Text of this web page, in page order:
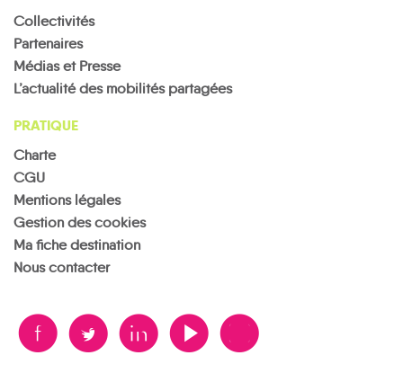
Collectivités
Partenaires
Médias et Presse
L’actualité des mobilités partagées
PRATIQUE
Charte
CGU
Mentions légales
Gestion des cookies
Ma fiche destination
Nous contacter
B A D F V